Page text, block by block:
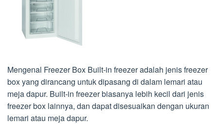
Mengenal Freezer Box Built-in freezer adalah jenis freezer
box yang dirancang untuk dipasang di dalam lemari atau
meja dapur. Built-in freezer biasanya lebih kecil dari jenis
freezer box lainnya, dan dapat disesuaikan dengan ukuran
lemari atau meja dapur.